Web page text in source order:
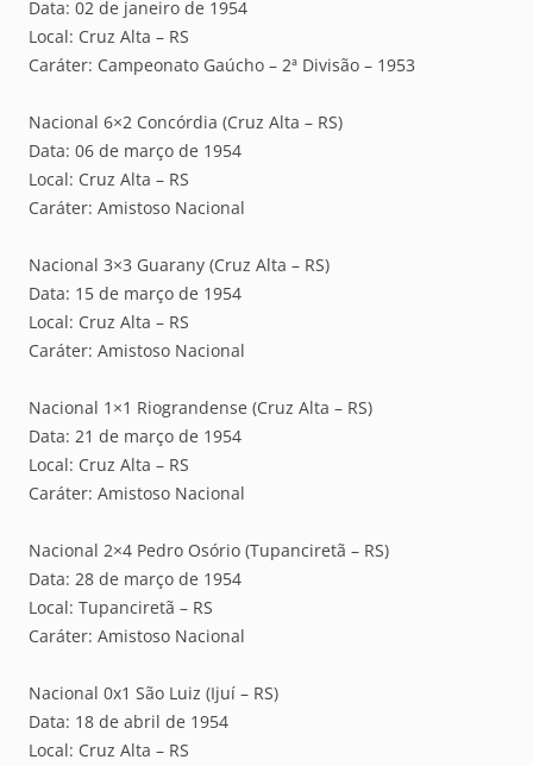
Data: 02 de janeiro de 1954
Local: Cruz Alta – RS
Caráter: Campeonato Gaúcho – 2ª Divisão – 1953
Nacional 6×2 Concórdia (Cruz Alta – RS)
Data: 06 de março de 1954
Local: Cruz Alta – RS
Caráter: Amistoso Nacional
Nacional 3×3 Guarany (Cruz Alta – RS)
Data: 15 de março de 1954
Local: Cruz Alta – RS
Caráter: Amistoso Nacional
Nacional 1×1 Riograndense (Cruz Alta – RS)
Data: 21 de março de 1954
Local: Cruz Alta – RS
Caráter: Amistoso Nacional
Nacional 2×4 Pedro Osório (Tupanciretã – RS)
Data: 28 de março de 1954
Local: Tupanciretã – RS
Caráter: Amistoso Nacional
Nacional 0x1 São Luiz (Ijuí – RS)
Data: 18 de abril de 1954
Local: Cruz Alta – RS